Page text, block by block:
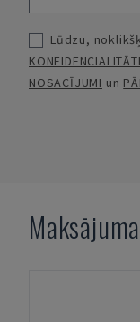
Lūdzu,
NOSACĪJUMI un